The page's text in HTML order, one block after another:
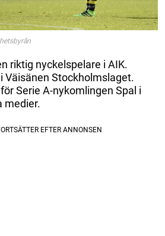
riktig nyckelspelare i AIK.
Väisänen Stockholmslaget.
Serie A-nykomlingen Spal i
medier.